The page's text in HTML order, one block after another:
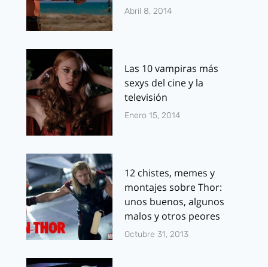
Abril 8, 2014
Las 10 vampiras más
sexys del cine y la
televisión
Enero 15, 2014
12 chistes, memes y
montajes sobre Thor:
unos buenos, algunos
malos y otros peores
Octubre 31, 2013